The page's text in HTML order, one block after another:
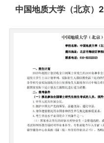
中国地质大学（北京